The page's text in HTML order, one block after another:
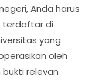
Anda harus
terdaftar di
yang
oleh
relevan